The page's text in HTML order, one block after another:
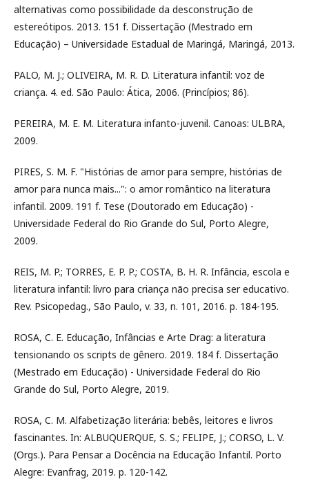
alternativas como possibilidade da desconstrução de
estereótipos. 2013. 151 f. Dissertação (Mestrado em
Educação) – Universidade Estadual de Maringá, Maringá, 2013.
PALO, M. J.; OLIVEIRA, M. R. D. Literatura infantil: voz de
criança. 4. ed. São Paulo: Ática, 2006. (Princípios; 86).
PEREIRA, M. E. M. Literatura infanto-juvenil. Canoas: ULBRA,
2009.
PIRES, S. M. F. "Histórias de amor para sempre, histórias de
amor para nunca mais...": o amor romântico na literatura
infantil. 2009. 191 f. Tese (Doutorado em Educação) -
Universidade Federal do Rio Grande do Sul, Porto Alegre,
2009.
REIS, M. P.; TORRES, E. P. P.; COSTA, B. H. R. Infância, escola e
literatura infantil: livro para criança não precisa ser educativo.
Rev. Psicopedag., São Paulo, v. 33, n. 101, 2016. p. 184-195.
ROSA, C. E. Educação, Infâncias e Arte Drag: a literatura
tensionando os scripts de gênero. 2019. 184 f. Dissertação
(Mestrado em Educação) - Universidade Federal do Rio
Grande do Sul, Porto Alegre, 2019.
ROSA, C. M. Alfabetização literária: bebês, leitores e livros
fascinantes. In: ALBUQUERQUE, S. S.; FELIPE, J.; CORSO, L. V.
(Orgs.). Para Pensar a Docência na Educação Infantil. Porto
Alegre: Evanfrag, 2019. p. 120-142.